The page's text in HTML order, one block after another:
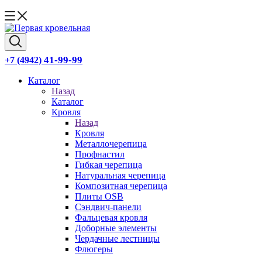
+7 (4942) 41-99-99
Каталог
Назад
Каталог
Кровля
Назад
Кровля
Металлочерепица
Профнастил
Гибкая черепица
Натуральная черепица
Композитная черепица
Плиты OSB
Сэндвич-панели
Фальцевая кровля
Доборные элементы
Чердачные лестницы
Флюгеры